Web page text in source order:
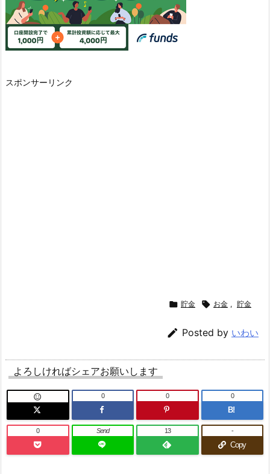
スポンサーリンク
 貯金  お金 , 貯金
 Posted by いわい
よろしければシェアお願いします
 0 0
B!
0
0 Send 13
Copy
-